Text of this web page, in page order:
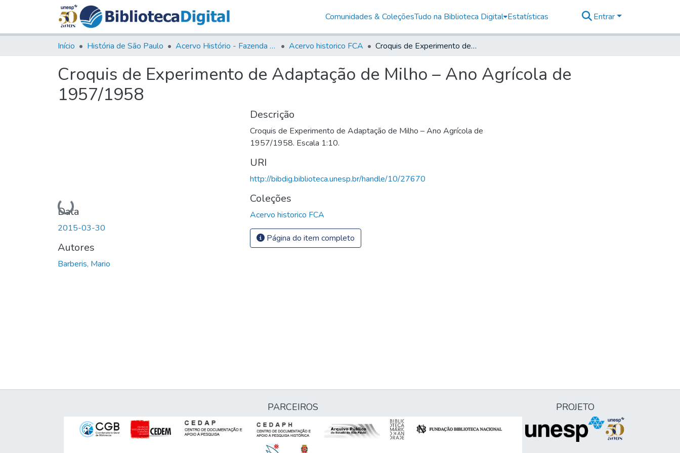
Comunidades & ColeçõesTudo na Biblioteca Digital Estatísticas Entrar
Início História de São Paulo Acervo Histório - Fazenda Lageado Acervo historico FCA Croquis de Experimento de Adaptação de Milho – Ano Agrícola de 1957/1958
Croquis de Experimento de Adaptação de Milho – Ano Agrícola de
1957/1958
Carregando...
Data
2015-03-30
Autores
Barberis, Mario
Descrição
Croquis de Experimento de Adaptação de Milho – Ano Agrícola de
1957/1958. Escala 1:10.
URI
http://bibdig.biblioteca.unesp.br/handle/10/27670
Coleções
Acervo historico FCA
Página do item completo
PARCEIROS PROJETO